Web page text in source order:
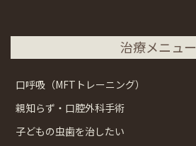
治療メニュー
口呼吸（MFTトレーニング）
親知らず・口腔外科手術
子どもの虫歯を治したい